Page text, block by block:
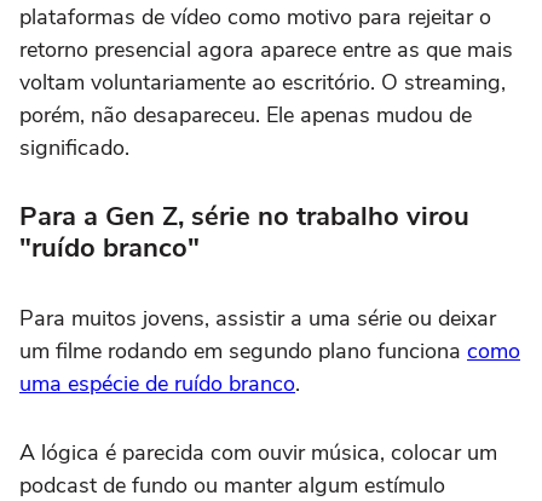
plataformas de vídeo como motivo para rejeitar o
retorno presencial agora aparece entre as que mais
voltam voluntariamente ao escritório. O streaming,
porém, não desapareceu. Ele apenas mudou de
significado.
Para a Gen Z, série no trabalho virou
"ruído branco"
Para muitos jovens, assistir a uma série ou deixar
um filme rodando em segundo plano funciona como
uma espécie de ruído branco.
A lógica é parecida com ouvir música, colocar um
podcast de fundo ou manter algum estímulo